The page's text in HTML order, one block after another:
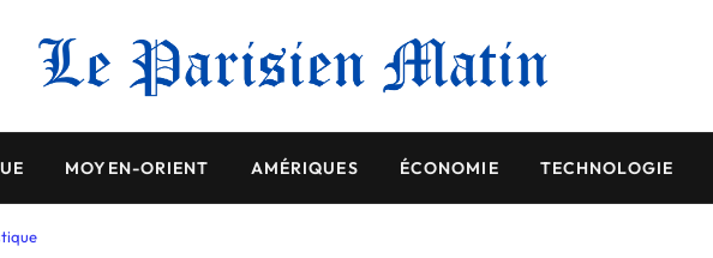
MOYEN-ORIENT AMÉRIQUES ÉCONOMIE TECHNOLOGIE